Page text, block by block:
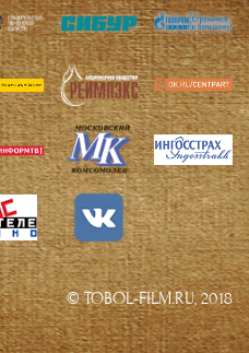
© TOBOL-FILM.RU, 2018